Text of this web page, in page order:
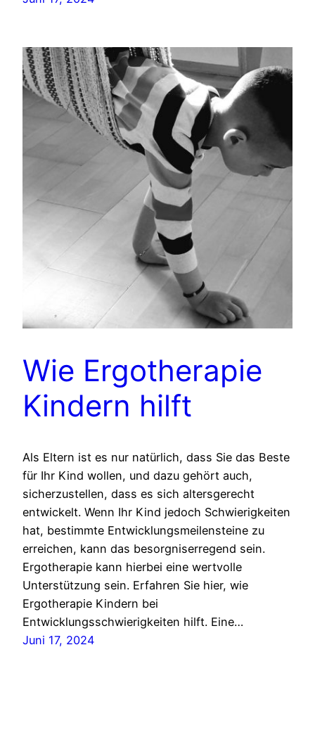
Wie Ergotherapie
Kindern hilft
Als Eltern ist es nur natürlich, dass Sie das Beste
für Ihr Kind wollen, und dazu gehört auch,
sicherzustellen, dass es sich altersgerecht
entwickelt. Wenn Ihr Kind jedoch Schwierigkeiten
hat, bestimmte Entwicklungsmeilensteine zu
erreichen, kann das besorgniserregend sein.
Ergotherapie kann hierbei eine wertvolle
Unterstützung sein. Erfahren Sie hier, wie
Ergotherapie Kindern bei
Entwicklungsschwierigkeiten hilft. Eine…
Juni 17, 2024